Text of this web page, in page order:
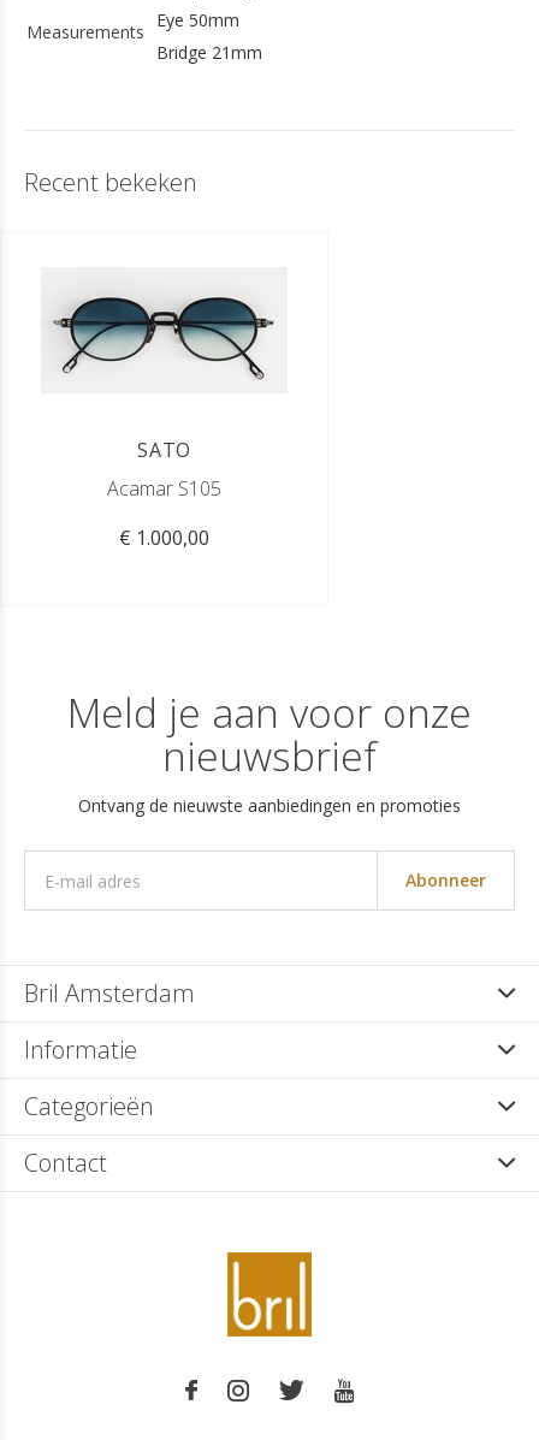
Measurements
Eye 50mm
Bridge 21mm
Recent bekeken
SATO
Acamar S105
€ 1.000,00
Meld je aan voor onze
nieuwsbrief
Ontvang de nieuwste aanbiedingen en promoties
Abonneer
Bril Amsterdam
Informatie
Categorieën
Contact